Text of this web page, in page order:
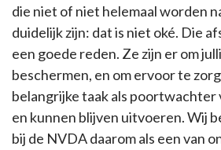
die niet of niet helemaal worden
duidelijk zijn: dat is niet oké. Die
een goede reden. Ze zijn er om
beschermen, en om ervoor te
belangrijke taak als poortwachter
en kunnen blijven uitvoeren. Wij
bij de NVDA daarom als een van